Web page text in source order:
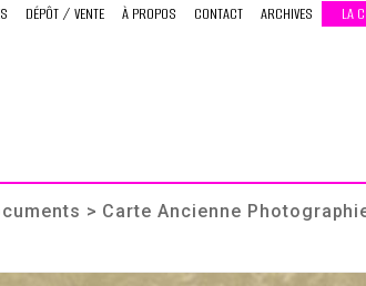
DÉPÔT / VENTE À PROPOS CONTACT ARCHIVES LA
> Carte Ancienne